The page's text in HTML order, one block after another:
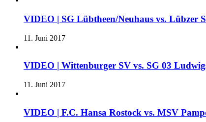
VIDEO | SG Lübtheen/Neuhaus vs. Lübzer
11. Juni 2017
VIDEO | Wittenburger SV vs. SG 03
11. Juni 2017
VIDEO | F.C. Hansa Rostock vs. MSV